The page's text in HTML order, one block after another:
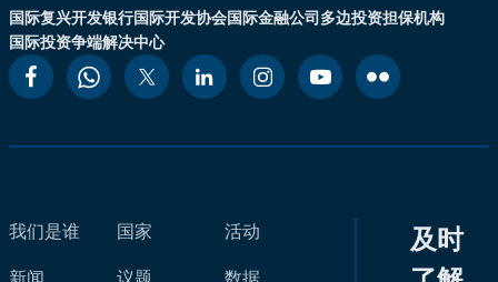
国际复兴开发银行国际开发协会国际金融公司多边投资担保机构
国际投资争端解决中心
我们是谁
国家
活动
及时